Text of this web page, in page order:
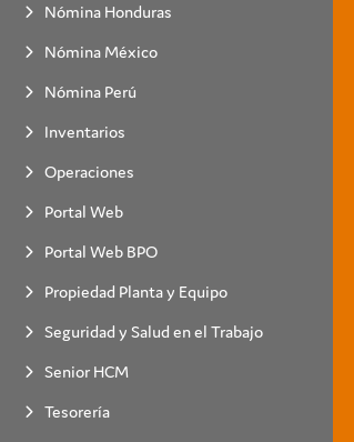
Nómina Honduras
Nómina México
Nómina Perú
Inventarios
Operaciones
Portal Web
Portal Web BPO
Propiedad Planta y Equipo
Seguridad y Salud en el Trabajo
Senior HCM
Tesorería